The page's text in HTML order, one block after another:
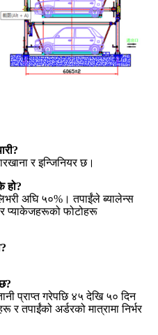
र इन्जिनियर छ।
हो?
अघि ५०%। तपाईंले ब्यालेन्स
र प्याकेजहरूको फोटोहरू
प्राप्त गरेपछि ४५ देखि ५० दिन
तपाईंको अर्डरको मात्रामा निर्भर